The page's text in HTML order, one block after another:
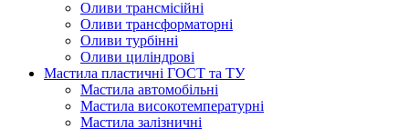
Оливи трансмісійні
Оливи трансформаторні
Оливи турбінні
Оливи циліндрові
Мастила пластичні ГОСТ та ТУ
Мастила автомобільні
Мастила високотемпературні
Мастила залізничні